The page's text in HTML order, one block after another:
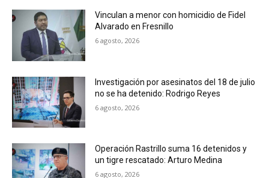
Vinculan a menor con homicidio de Fidel
Alvarado en Fresnillo
6 agosto, 2026
Investigación por asesinatos del 18 de julio
no se ha detenido: Rodrigo Reyes
6 agosto, 2026
Operación Rastrillo suma 16 detenidos y
un tigre rescatado: Arturo Medina
6 agosto, 2026